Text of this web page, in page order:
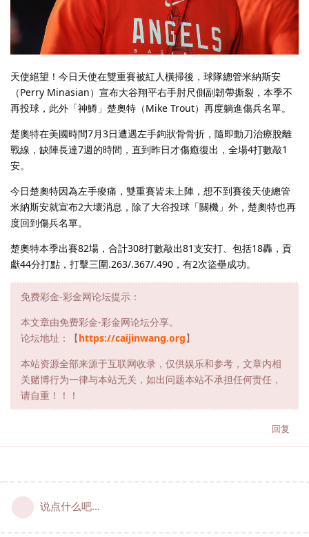
天使絕望！今日天使在雙重賽被紅人橫掃後，球隊總管米納斯安
（Perry Minasian）宣布大谷翔平右手肘尺側副韌帶撕裂，本季不
再投球，此外「神鱒」楚奧特（Mike Trout）再度躺進傷兵名單。
楚奧特在美國時間7月3日遭遇左手鉤狀骨骨折，隨即動刀治療脫離
戰線，缺陣長達7週的時間，直到昨日才傷癒復出，全場4打數敲1
安。
今日楚奧特因為左手痠痛，雙重賽皆未上陣，想不到賽後天使總管
米納斯安就宣布2大壞消息，除了大谷投球「關機」外，楚奧特也再
度回到傷兵名單。
楚奧特本季出賽82場，合計308打數敲出81支安打、包括18轟，貢
獻44分打點，打擊三圍.263/.367/.490，有2次盜壘成功。
免费彩金-彩金网论坛提示：
本文章由免费彩金-彩金网论坛分享。
论坛地址：【https://caijinwang.org】
本站资源全部来源于互联网收录，仅供娱乐和参考，文章内相
关赌博行为一律与本站无关，如出问题本站不承担任何责任，
请自重！！！
回复
说点什么吧...